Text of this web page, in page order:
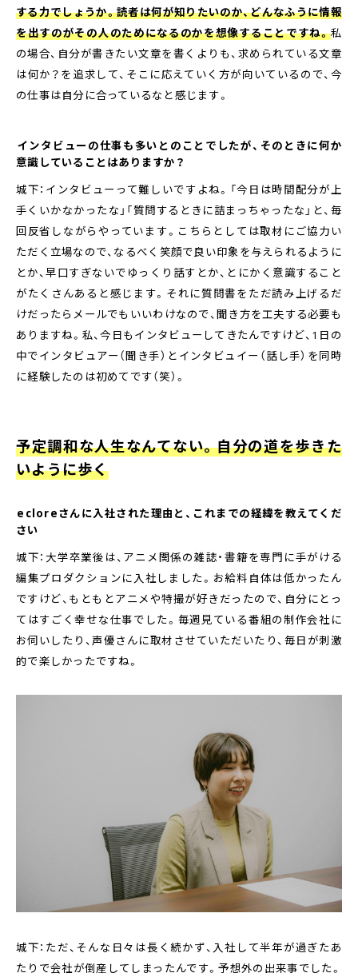
する力でしょうか。読者は何が知りたいのか、どんなふうに情報
を出すのがその人のためになるのかを想像することですね。私
の場合、自分が書きたい文章を書くよりも、求められている文章
は何か？を追求して、そこに応えていく方が向いているので、今
の仕事は自分に合っているなと感じます。
――インタビューの仕事も多いとのことでしたが、そのときに何か
意識していることはありますか？
城下：インタビューって難しいですよね。「今日は時間配分が上
手くいかなかったな」「質問するときに詰まっちゃったな」と、毎
回反省しながらやっています。こちらとしては取材にご協力い
ただく立場なので、なるべく笑顔で良い印象を与えられるように
とか、早口すぎないでゆっくり話すとか、とにかく意識すること
がたくさんあると感じます。それに質問書をただ読み上げるだ
けだったらメールでもいいわけなので、聞き方を工夫する必要も
ありますね。私、今日もインタビューしてきたんですけど、1日の
中でインタビュアー（聞き手）とインタビュイー（話し手）を同時
に経験したのは初めてです（笑）。
予定調和な人生なんてない。自分の道を歩きた
いように歩く
――ecloreさんに入社された理由と、これまでの経緯を教えてくだ
さい
城下：大学卒業後は、アニメ関係の雑誌・書籍を専門に手がける
編集プロダクションに入社しました。お給料自体は低かったん
ですけど、もともとアニメや特撮が好きだったので、自分にとっ
てはすごく幸せな仕事でした。毎週見ている番組の制作会社に
お伺いしたり、声優さんに取材させていただいたり、毎日が刺激
的で楽しかったですね。
城下：ただ、そんな日々は長く続かず、入社して半年が過ぎたあ
たりで会社が倒産してしまったんです。予想外の出来事でした。